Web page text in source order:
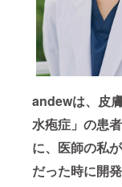
andewは、皮
水疱症」の患
に、医師の私
だった時に開